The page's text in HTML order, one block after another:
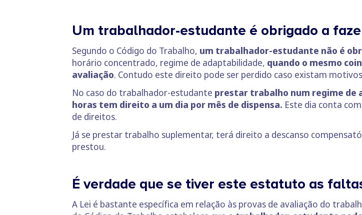
Um trabalhador-estudante é obrigado a
Segundo o Código do Trabalho, um trabalhador-estudante não é
horário concentrado, regime de adaptabilidade, quando o mesmo
avaliação. Contudo este direito pode ser perdido caso existam
No caso do trabalhador-estudante prestar trabalho num regime de
horas tem direito a um dia por mês de dispensa. Este dia conta
de direitos.
Já se prestar trabalho suplementar, terá direito a descanso
prestou.
É verdade que se tiver este estatuto as
A Lei é bastante específica em relação às provas de avaliação do